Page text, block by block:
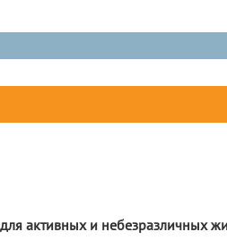
активных и небезразличных